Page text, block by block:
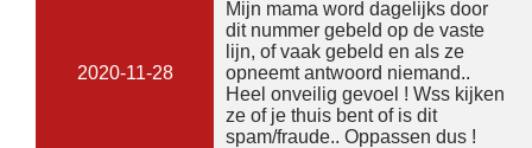
2020-11-28
Mijn mama word dagelijks door
dit nummer gebeld op de vaste
lijn, of vaak gebeld en als ze
opneemt antwoord niemand..
Heel onveilig gevoel ! Wss kijken
ze of je thuis bent of is dit
spam/fraude.. Oppassen dus !